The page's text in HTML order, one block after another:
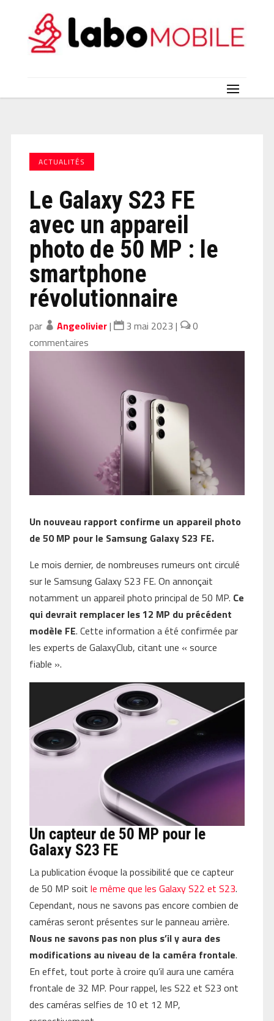
ACTUALITÉS
Le Galaxy S23 FE
avec un appareil
photo de 50 MP : le
smartphone
révolutionnaire
par Angeolivier| 3 mai 2023 |
0
commentaires
Un nouveau rapport confirme un appareil photo
de 50 MP pour le Samsung Galaxy S23 FE.
Le mois dernier, de nombreuses rumeurs ont circulé
sur le Samsung Galaxy S23 FE. On annonçait
notamment un appareil photo principal de 50 MP. Ce
qui devrait remplacer les 12 MP du précédent
modèle FE. Cette information a été confirmée par
les experts de GalaxyClub, citant une « source
fiable ».
Un capteur de 50 MP pour le
Galaxy S23 FE
La publication évoque la possibilité que ce capteur
de 50 MP soit le même que les Galaxy S22 et S23.
Cependant, nous ne savons pas encore combien de
caméras seront présentes sur le panneau arrière.
Nous ne savons pas non plus s’il y aura des
modifications au niveau de la caméra frontale.
En effet, tout porte à croire qu’il aura une caméra
frontale de 32 MP. Pour rappel, les S22 et S23 ont
des caméras selfies de 10 et 12 MP,